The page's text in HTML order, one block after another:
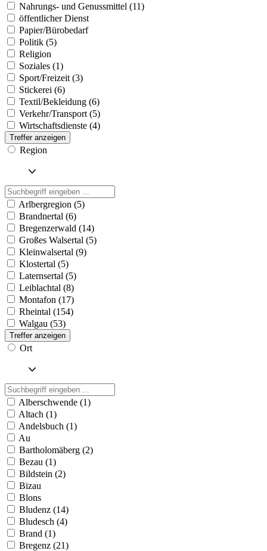
Nahrungs- und Genussmittel (11)
öffentlicher Dienst
Papier/Bürobedarf
Politik (5)
Religion
Soziales (1)
Sport/Freizeit (3)
Stickerei (6)
Textil/Bekleidung (6)
Verkehr/Transport (5)
Wirtschaftsdienste (4)
Treffer anzeigen
Region
Arlbergregion (5)
Brandnertal (6)
Bregenzerwald (14)
Großes Walsertal (5)
Kleinwalsertal (9)
Klostertal (5)
Laternsertal (5)
Leiblachtal (8)
Montafon (17)
Rheintal (154)
Walgau (53)
Treffer anzeigen
Ort
Alberschwende (1)
Altach (1)
Andelsbuch (1)
Au
Bartholomäberg (2)
Bezau (1)
Bildstein (2)
Bizau
Blons
Bludenz (14)
Bludesch (4)
Brand (1)
Bregenz (21)